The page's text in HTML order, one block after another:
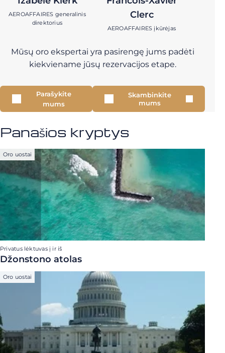
AEROAFFAIRES generalinis
direktorius
Clerc
AEROAFFAIRES įkūrėjas
Mūsų oro ekspertai yra pasirengę jums padėti
kiekviename jūsų rezervacijos etape.
Parašykite
mums
Skambinkite
mums
Panašios kryptys
Oro uostai
Privatus lėktuvas į ir iš
Džonstono atolas
Oro uostai